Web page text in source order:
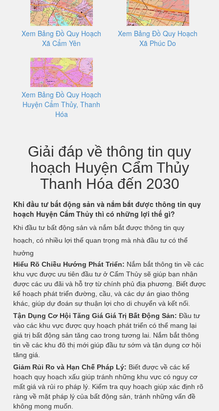
Xem Bảng Đồ Quy Hoạch
Xã Cẩm Yên
Xem Bảng Đồ Quy Hoạch
Xã Phúc Do
Xem Bảng Đồ Quy Hoạch
Huyện Cẩm Thủy, Thanh
Hóa
Giải đáp về thông tin quy
hoạch Huyện Cẩm Thủy
Thanh Hóa đến 2030
Khi đầu tư bất động sản và nắm bắt được thông tin quy
hoạch Huyện Cẩm Thủy thì có những lợi thế gì?
Khi đầu tư bất động sản và nắm bắt được thông tin quy
hoạch, có nhiều lợi thế quan trọng mà nhà đầu tư có thể
hưởng
Hiểu Rõ Chiều Hướng Phát Triển: Nắm bắt thông tin về các
khu vực được ưu tiên đầu tư ở Cẩm Thủy sẽ giúp bạn nhận
được các ưu đãi và hỗ trợ từ chính phủ địa phương. Biết được
kế hoạch phát triển đường, cầu, và các dự án giao thông
khác, giúp dự đoán sự thuận lợi cho di chuyển và kết nối.
Tận Dụng Cơ Hội Tăng Giá Giá Trị Bất Động Sản: Đầu tư
vào các khu vực được quy hoạch phát triển có thể mang lại
giá trị bất động sản tăng cao trong tương lai. Nắm bắt thông
tin về các khu đô thị mới giúp đầu tư sớm và tận dụng cơ hội
tăng giá.
Giảm Rủi Ro và Hạn Chế Pháp Lý: Biết được về các kế
hoạch quy hoạch xấu giúp tránh những khu vực có nguy cơ
mất giá và rủi ro pháp lý. Kiểm tra quy hoạch giúp xác định rõ
ràng về mặt pháp lý của bất động sản, tránh những vấn đề
không mong muốn.